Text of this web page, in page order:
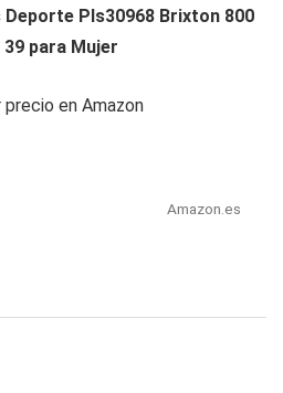
Pls30968 Brixton 800
para Mujer
precio en Amazon
Amazon.es